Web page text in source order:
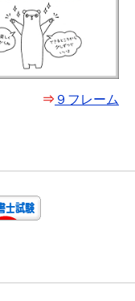
⇒ ９フレーム